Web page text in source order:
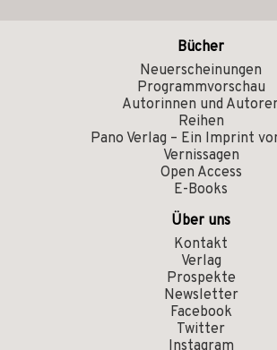
Bücher
Neuerscheinungen
Programmvorschau
Autorinnen und
Reihen
Pano Verlag – Ein Imprint
Vernissagen
Open Access
E-Books
Über uns
Kontakt
Verlag
Prospekte
Newsletter
Facebook
Twitter
Instagram